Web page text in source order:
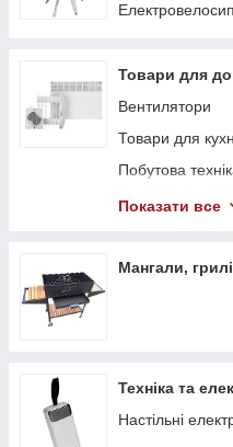
Товари для
Вентилятори
Товари для
Побутова
Теплові гармати
Стелажі
Показати все
Мангали,
Техніка та
Настільні